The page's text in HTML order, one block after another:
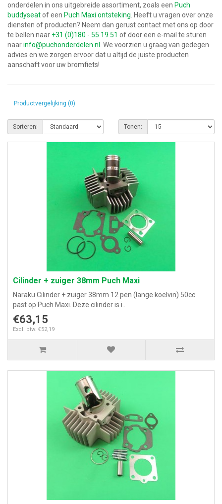
onderdelen in ons uitgebreide assortiment, zoals een Puch
buddyseatof een Puch Maxi ontsteking . Heeft u vragen over onze
diensten of producten? Neem dan gerust contact met ons op door
te bellen naar +31 (0)180 - 55 19 51 of door een e-mail te sturen
naarinfo@puchonderdelen.nl
. We voorzien u graag van gedegen
advies en we zorgen ervoor dat u altijd de juiste producten
aanschaft voor uw bromfiets!
Productvergelijking (0)
Sorteren: Tonen:
Cilinder + zuiger 38mm Puch Maxi
Naraku Cilinder + zuiger 38mm 12 pen (lange koelvin) 50cc
past op Puch Maxi. Deze cilinder is i..
€63,15
Excl. btw: €52,19